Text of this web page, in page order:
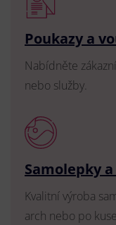
Poukazy a
Nabídněte
nebo služby.
Samolepky
Kvalitní výroba
arch nebo po